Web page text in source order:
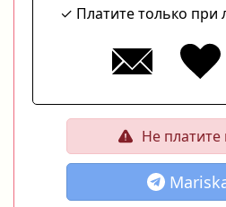
Платите только при
Не платите